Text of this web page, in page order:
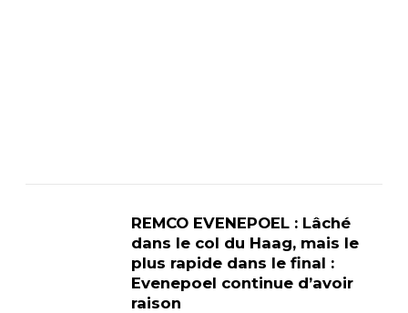
REMCO EVENEPOEL : Lâché
dans le col du Haag, mais le
plus rapide dans le final :
Evenepoel continue d’avoir
raison